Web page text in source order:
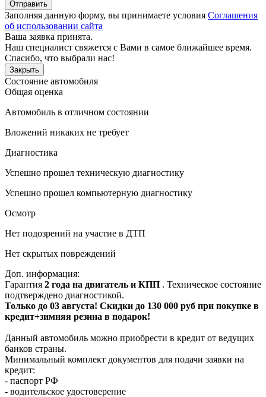
Отправить
Заполняя данную форму, вы принимаете условия Соглашения
об использовании сайта
Ваша заявка принята.
Наш специалист свяжется с Вами в самое ближайшее время.
Спасибо, что выбрали нас!
Закрыть
Состояние автомобиля
Общая оценка
Автомобиль в отличном состоянии
Вложений никаких не требует
Диагностика
Успешно прошел техническую диагностику
Успешно прошел компьютерную диагностику
Осмотр
Нет подозрений на участие в ДТП
Нет скрытых повреждений
Доп. информация:
Гарантия 2 года на двигатель и КПП . Техническое состояние
подтверждено диагностикой.
Только до 03 августа! Скидки до 130 000 руб при покупке в
кредит+зимняя резина в подарок!
Данный автомобиль можно приобрести в кредит от ведущих
банков страны.
Минимальный комплект документов для подачи заявки на
кредит:
- паспорт РФ
- водительское удостоверение